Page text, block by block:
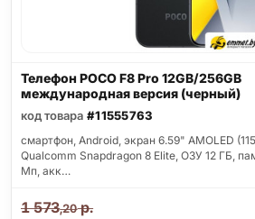
Телефон POCO F8 Pro 12GB/256GB
международная версия (черный)
код товара #11555763
смартфон, Android, экран 6.59" AMOLED
Qualcomm Snapdragon 8 Elite, ОЗУ 12 ГБ,
Мп, акк…
1 573,20р.